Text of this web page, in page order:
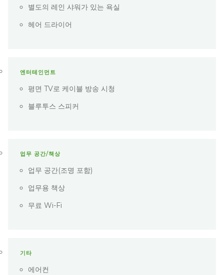
별도의 레인 샤워가 있는 욕실
헤어 드라이어
엔터테인먼트
평면 TV로 케이블 방송 시청
블루투스 스피커
업무 공간/책상
업무 공간(조명 포함)
업무용 책상
무료 Wi-Fi
기타
에어컨